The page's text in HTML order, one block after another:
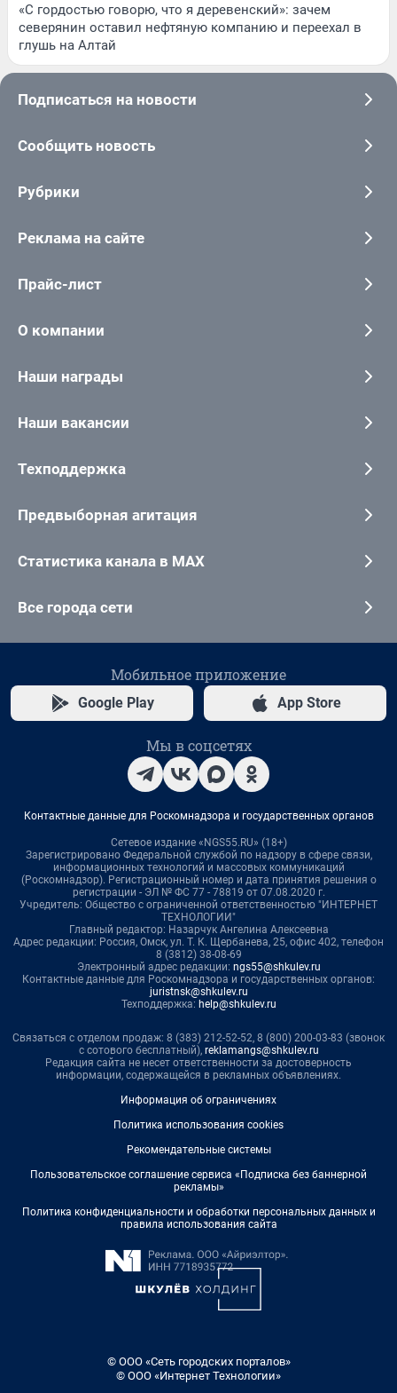
«С гордостью говорю, что я деревенский»: зачем
северянин оставил нефтяную компанию и переехал в
глушь на Алтай
Подписаться на новости
Сообщить новость
Рубрики
Реклама на сайте
Прайс-лист
О компании
Наши награды
Наши вакансии
Техподдержка
Предвыборная агитация
Статистика канала в MAX
Все города сети
Мобильное приложение
Google Play App Store
Мы в соцсетях
Контактные данные для Роскомнадзора и государственных органов
Сетевое издание «NGS55.RU» (18+)
Зарегистрировано Федеральной службой по надзору в сфере связи,
информационных технологий и массовых коммуникаций
(Роскомнадзор). Регистрационный номер и дата принятия решения о
регистрации - ЭЛ № ФС 77 - 78819 от 07.08.2020 г.
Учредитель: Общество с ограниченной ответственностью "ИНТЕРНЕТ
ТЕХНОЛОГИИ"
Главный редактор: Назарчук Ангелина Алексеевна
Адрес редакции: Россия, Омск, ул. Т. К. Щербанева, 25, офис 402, телефон
8 (3812) 38-08-69
Электронный адрес редакции: ngs55@shkulev.ru
Контактные данные для Роскомнадзора и государственных органов:
juristnsk@shkulev.ru
Техподдержка: help@shkulev.ru
Связаться с отделом продаж: 8 (383) 212-52-52, 8 (800) 200-03-83 (звонок
с сотового бесплатный), reklamangs@shkulev.ru
Редакция сайта не несет ответственности за достоверность
информации, содержащейся в рекламных объявлениях.
Информация об ограничениях
Политика использования cookies
Рекомендательные системы
Пользовательское соглашение сервиса «Подписка без баннерной
рекламы»
Политика конфиденциальности и обработки персональных данных и
правила использования сайта
© ООО «Сеть городских порталов»
© ООО «Интернет Технологии»